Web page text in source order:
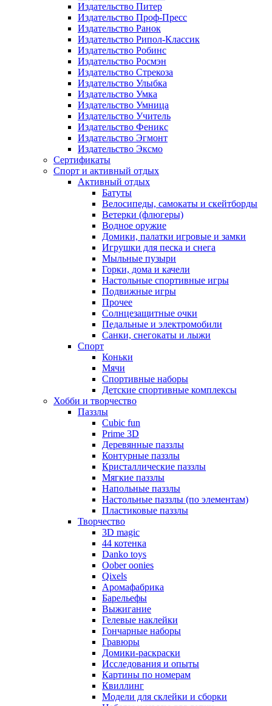
Издательство Питер
Издательство Проф-Пресс
Издательство Ранок
Издательство Рипол-Классик
Издательство Робинс
Издательство Росмэн
Издательство Стрекоза
Издательство Улыбка
Издательство Умка
Издательство Умница
Издательство Учитель
Издательство Феникс
Издательство Эгмонт
Издательство Эксмо
Сертификаты
Спорт и активный отдых
Активный отдых
Батуты
Велосипеды, самокаты и скейтборды
Ветерки (флюгеры)
Водное оружие
Домики, палатки игровые и замки
Игрушки для песка и снега
Мыльные пузыри
Горки, дома и качели
Настольные спортивные игры
Подвижные игры
Прочее
Солнцезащитные очки
Педальные и электромобили
Санки, снегокаты и лыжи
Спорт
Коньки
Мячи
Спортивные наборы
Детские спортивные комплексы
Хобби и творчество
Паззлы
Cubic fun
Prime 3D
Деревянные паззлы
Контурные паззлы
Кристаллические паззлы
Мягкие паззлы
Напольные паззлы
Настольные паззлы (по элементам)
Пластиковые паззлы
Творчество
3D magic
44 котенка
Danko toys
Oober oonies
Qixels
Аромафабрика
Барельефы
Выжигание
Гелевые наклейки
Гончарные наборы
Гравюры
Домики-раскраски
Исследования и опыты
Картины по номерам
Квиллинг
Модели для склейки и сборки